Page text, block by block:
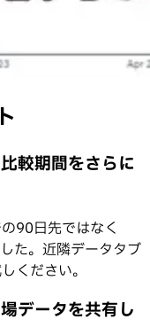
較期間をさらに
90日先ではなく
た。近隣データタブ
ください。
データを共有し